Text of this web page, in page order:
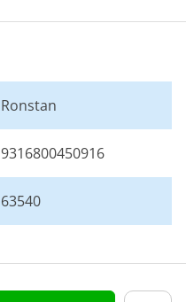
Ronstan
9316800450916
63540